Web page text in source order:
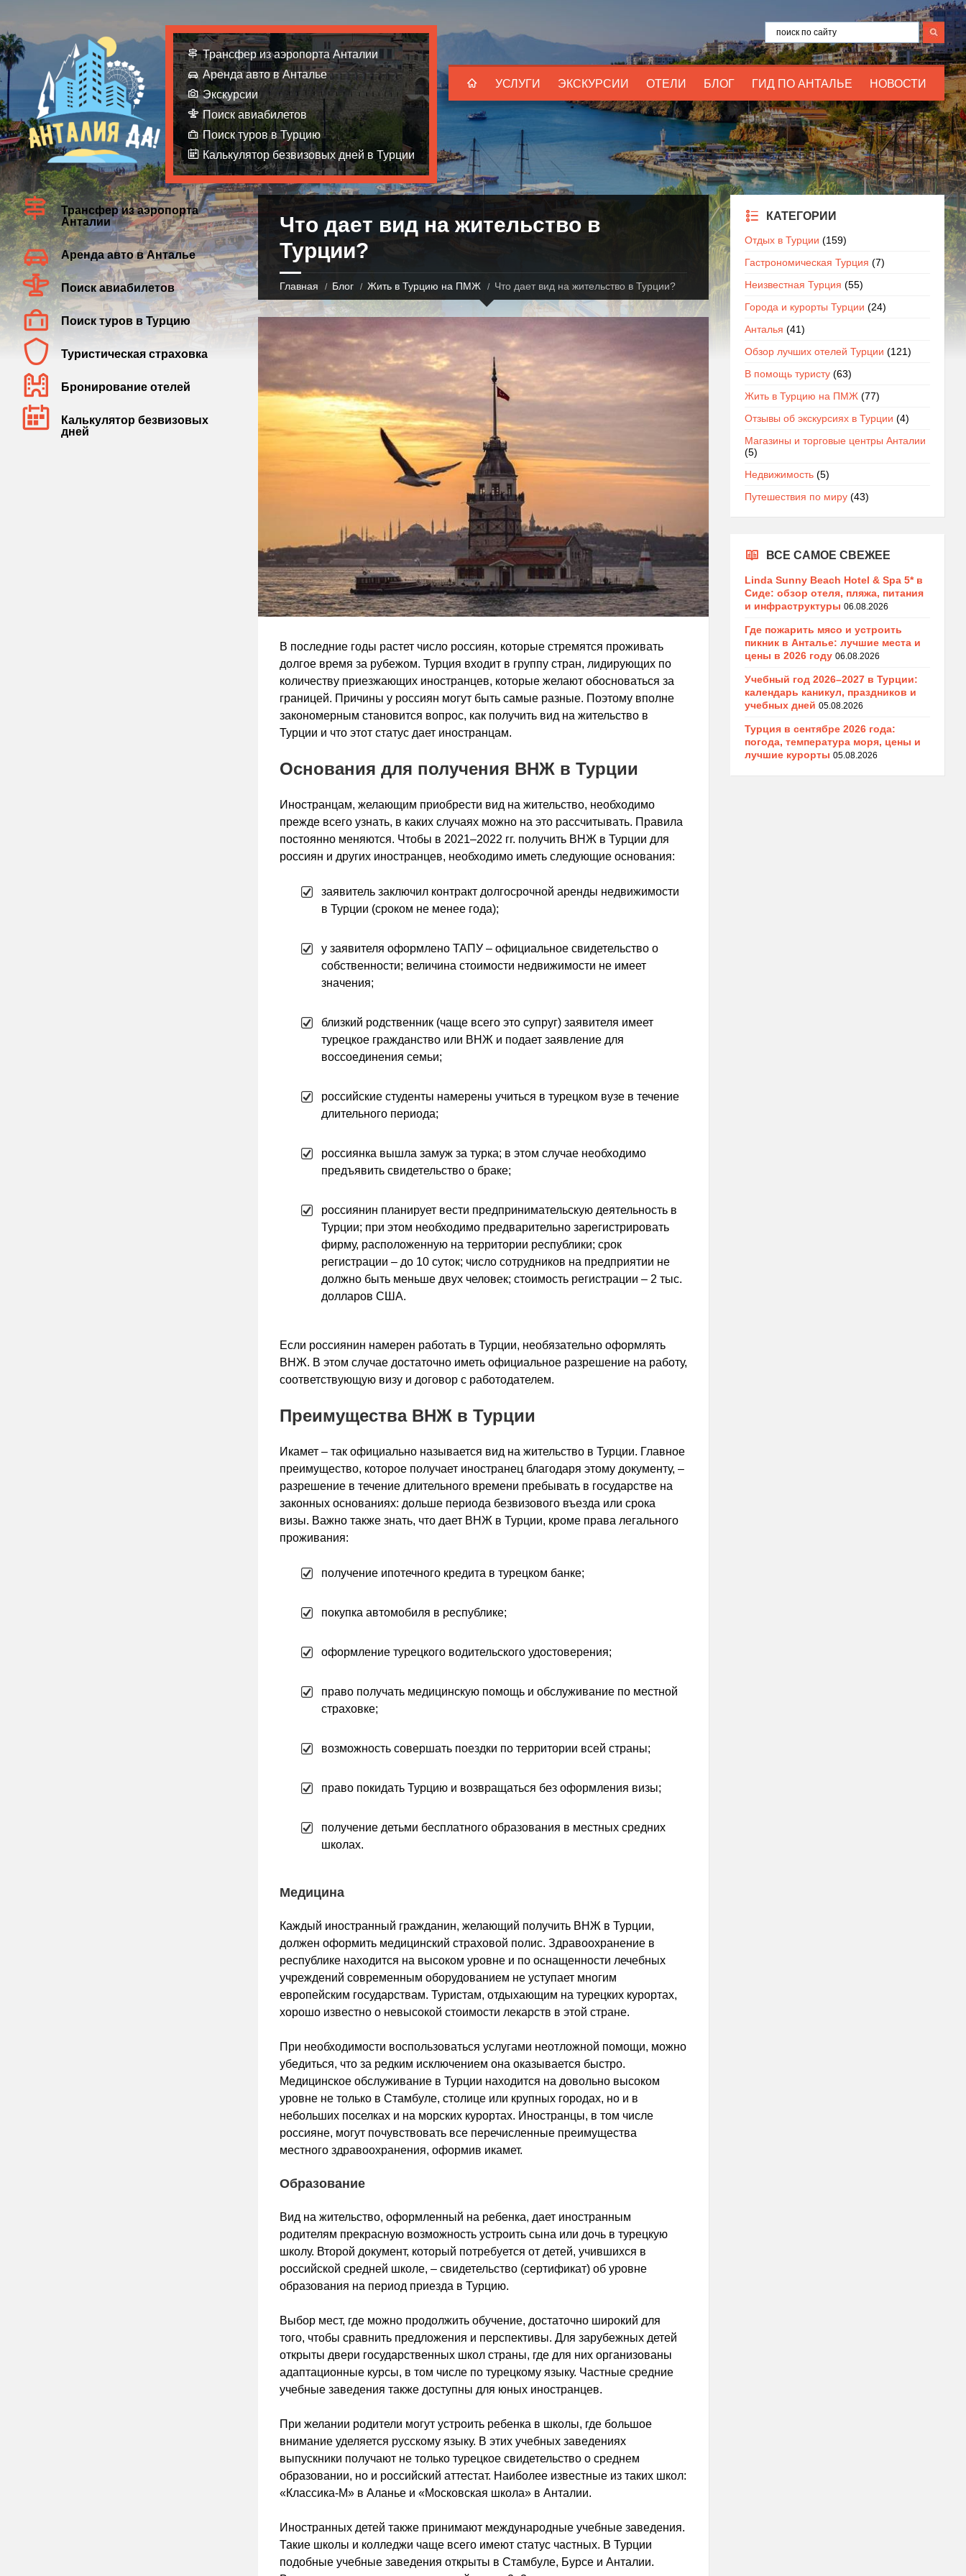
УСЛУГИ ЭКСКУРСИИ ОТЕЛИ БЛОГ ГИД ПО АНТАЛЬЕ НОВОСТИ
Трансфер из аэропорта Анталии
Аренда авто в Анталье
Экскурсии
Поиск авиабилетов
Поиск туров в Турцию
Калькулятор безвизовых дней в Турции
Что дает вид на жительство в
Турции?
Главная Блог Жить в Турцию на ПМЖ Что дает вид на жительство в Турции?
В последние годы растет число россиян, которые стремятся проживать
долгое время за рубежом. Турция входит в группу стран, лидирующих по
количеству приезжающих иностранцев, которые желают обосноваться за
границей. Причины у россиян могут быть самые разные. Поэтому вполне
закономерным становится вопрос, как получить вид на жительство в
Турции и что этот статус дает иностранцам.
Основания для получения ВНЖ в Турции
Иностранцам, желающим приобрести вид на жительство, необходимо
прежде всего узнать, в каких случаях можно на это рассчитывать. Правила
постоянно меняются. Чтобы в 2021–2022 гг. получить ВНЖ в Турции для
россиян и других иностранцев, необходимо иметь следующие основания:
заявитель заключил контракт долгосрочной аренды недвижимости
в Турции (сроком не менее года);
у заявителя оформлено ТАПУ – официальное свидетельство о
собственности; величина стоимости недвижимости не имеет
значения;
близкий родственник (чаще всего это супруг) заявителя имеет
турецкое гражданство или ВНЖ и подает заявление для
воссоединения семьи;
российские студенты намерены учиться в турецком вузе в течение
длительного периода;
россиянка вышла замуж за турка; в этом случае необходимо
предъявить свидетельство о браке;
россиянин планирует вести предпринимательскую деятельность в
Турции; при этом необходимо предварительно зарегистрировать
фирму, расположенную на территории республики; срок
регистрации – до 10 суток; число сотрудников на предприятии не
должно быть меньше двух человек; стоимость регистрации – 2 тыс.
долларов США.
Если россиянин намерен работать в Турции, необязательно оформлять
ВНЖ. В этом случае достаточно иметь официальное разрешение на работу,
соответствующую визу и договор с работодателем.
Преимущества ВНЖ в Турции
Икамет – так официально называется вид на жительство в Турции. Главное
преимущество, которое получает иностранец благодаря этому документу, –
разрешение в течение длительного времени пребывать в государстве на
законных основаниях: дольше периода безвизового въезда или срока
визы. Важно также знать, что дает ВНЖ в Турции, кроме права легального
проживания:
получение ипотечного кредита в турецком банке;
покупка автомобиля в республике;
оформление турецкого водительского удостоверения;
право получать медицинскую помощь и обслуживание по местной
страховке;
возможность совершать поездки по территории всей страны;
право покидать Турцию и возвращаться без оформления визы;
получение детьми бесплатного образования в местных средних
школах.
Медицина
Каждый иностранный гражданин, желающий получить ВНЖ в Турции,
должен оформить медицинский страховой полис. Здравоохранение в
республике находится на высоком уровне и по оснащенности лечебных
учреждений современным оборудованием не уступает многим
европейским государствам. Туристам, отдыхающим на турецких курортах,
хорошо известно о невысокой стоимости лекарств в этой стране.
При необходимости воспользоваться услугами неотложной помощи, можно
убедиться, что за редким исключением она оказывается быстро.
Медицинское обслуживание в Турции находится на довольно высоком
уровне не только в Стамбуле, столице или крупных городах, но и в
небольших поселках и на морских курортах. Иностранцы, в том числе
россияне, могут почувствовать все перечисленные преимущества
местного здравоохранения, оформив икамет.
Образование
Вид на жительство, оформленный на ребенка, дает иностранным
родителям прекрасную возможность устроить сына или дочь в турецкую
школу. Второй документ, который потребуется от детей, учившихся в
российской средней школе, – свидетельство (сертификат) об уровне
образования на период приезда в Турцию.
Выбор мест, где можно продолжить обучение, достаточно широкий для
того, чтобы сравнить предложения и перспективы. Для зарубежных детей
открыты двери государственных школ страны, где для них организованы
адаптационные курсы, в том числе по турецкому языку. Частные средние
учебные заведения также доступны для юных иностранцев.
При желании родители могут устроить ребенка в школы, где большое
внимание уделяется русскому языку. В этих учебных заведениях
выпускники получают не только турецкое свидетельство о среднем
образовании, но и российский аттестат. Наиболее известные из таких школ:
«Классика-М» в Аланье и «Московская школа» в Анталии.
Иностранных детей также принимают международные учебные заведения.
Такие школы и колледжи чаще всего имеют статус частных. В Турции
подобные учебные заведения открыты в Стамбуле, Бурсе и Анталии.
Трансфер из аэропорта
Анталии
Аренда авто в Анталье
Поиск авиабилетов
Поиск туров в Турцию
Туристическая страховка
Бронирование отелей
Калькулятор безвизовых
дней
КАТЕГОРИИ
Отдых в Турции (159)
Гастрономическая Турция (7)
Неизвестная Турция (55)
Города и курорты Турции (24)
Анталья (41)
Обзор лучших отелей Турции (121)
В помощь туристу(63)
Жить в Турцию на ПМЖ(77)
Отзывы об экскурсиях в Турции (4)
Магазины и торговые центры Анталии
(5)
Недвижимость(5)
Путешествия по миру(43)
ВСЕ САМОЕ СВЕЖЕЕ
Linda Sunny Beach Hotel & Spa 5* в
Сиде: обзор отеля, пляжа, питания
и инфраструктуры 06.08.2026
Где пожарить мясо и устроить
пикник в Анталье: лучшие места и
цены в 2026 году 06.08.2026
Учебный год 2026–2027 в Турции:
календарь каникул, праздников и
учебных дней 05.08.2026
Турция в сентябре 2026 года:
погода, температура моря, цены и
лучшие курорты 05.08.2026